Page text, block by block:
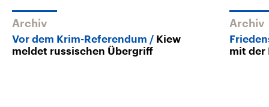
Archiv
Vor dem Krim-Referendum
Kiew
meldet russischen Übergriff
Archiv
mit der